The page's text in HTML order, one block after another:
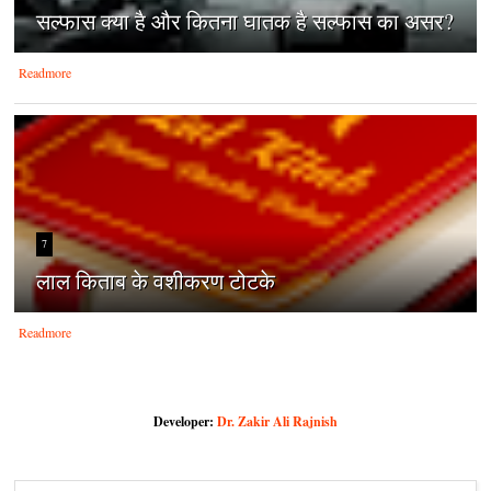
सल्फास क्या है और कितना घातक है सल्फास का असर?
Readmore
7
लाल किताब के वशीकरण टोटके
Readmore
Developer: Dr. Zakir Ali Rajnish